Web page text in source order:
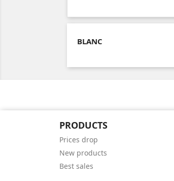
BLANC
PRODUCTS
Prices drop
New products
Best sales